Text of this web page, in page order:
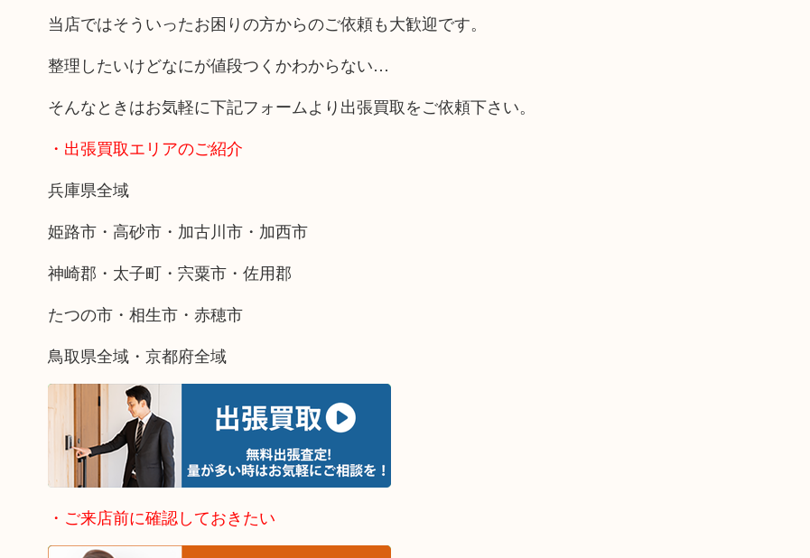
当店ではそういったお困りの方からのご依頼も大歓迎です。
整理したいけどなにが値段つくかわからない…
そんなときはお気軽に下記フォームより出張買取をご依頼下さい。
・出張買取エリアのご紹介
兵庫県全域
姫路市・高砂市・加古川市・加西市
神崎郡・太子町・宍粟市・佐用郡
たつの市・相生市・赤穂市
鳥取県全域・京都府全域
・ご来店前に確認しておきたい